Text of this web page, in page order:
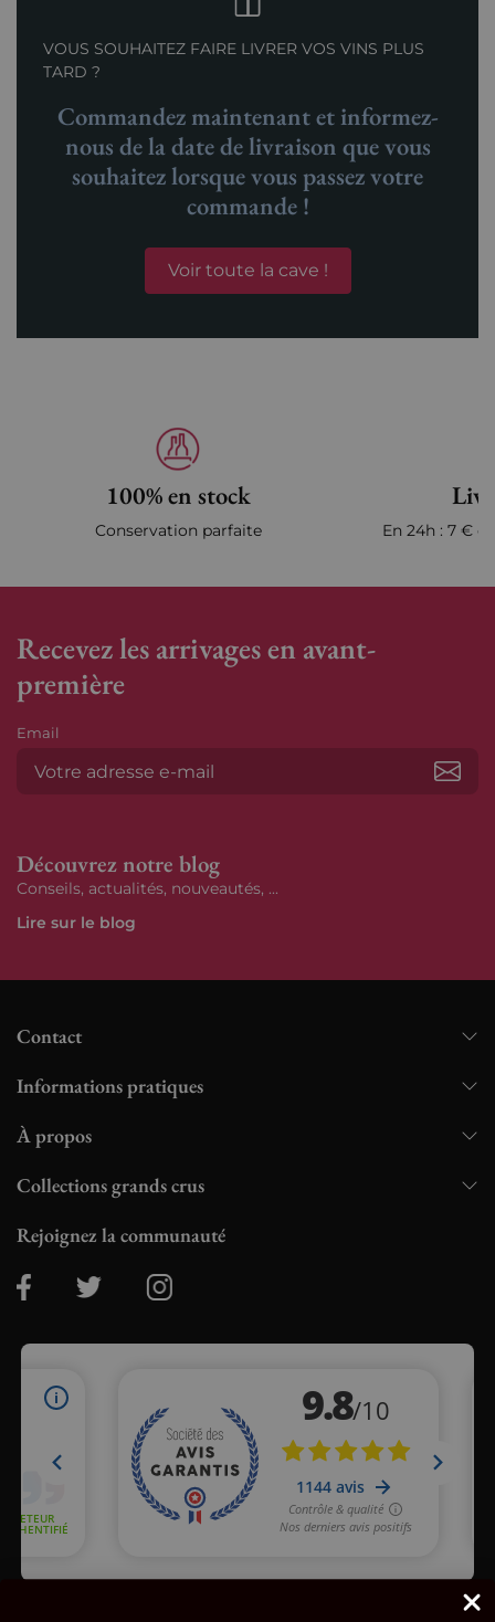
VOUS SOUHAITEZ FAIRE LIVRER VOS VINS PLUS
TARD ?
Commandez maintenant et informez-
nous de la date de livraison que vous
souhaitez lorsque vous passez votre
commande !
Voir toute la cave !
100% en stock
Conservation parfaite En 24h : 7 €
Recevez les arrivages en avant-
première
Email
Découvrez notre blog
Conseils, actualités, nouveautés, ...
Lire sur le blog
Contact
Informations pratiques
À propos
Collections grands crus
Rejoignez la communauté